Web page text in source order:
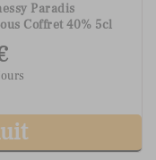
Paradis
Coffret 40% 5cl